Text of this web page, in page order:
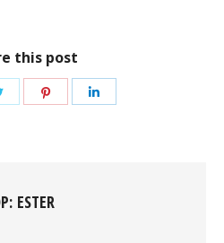
this post
ПоделитьсяПоделиться
ESTER